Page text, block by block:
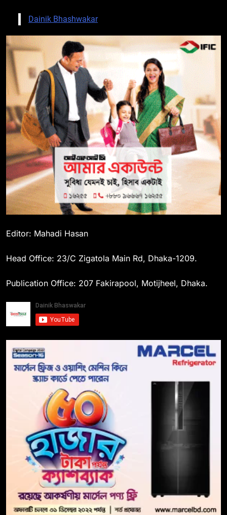
Dainik Bhashwakar
Editor: Mahadi Hasan
Head Office: 23/C Zigatola Main Rd, Dhaka-1209.
Publication Office: 207 Fakirapool, Motijheel, Dhaka.